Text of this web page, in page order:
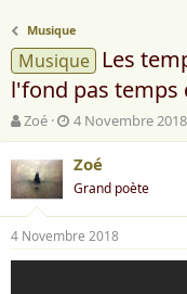
Musique
Musique
Les
l'fond pas temps
A
u
t
e
u
r
d
e
Zoé
D
a
t
d
e
d
é
4 Novembre 2018
Zoé
Grand poète
4 Novembre 2018